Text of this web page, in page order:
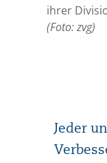
ihrer
(Foto: zvg)
Jeder